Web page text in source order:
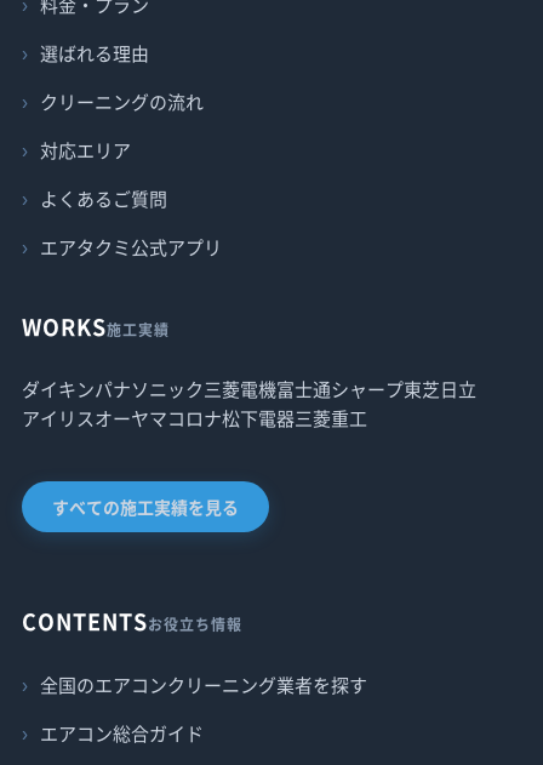
選ばれる理由
クリーニングの流れ
対応エリア
よくあるご質問
エアタクミ公式アプリ
WORKS施工実績
ダイキンパナソニック三菱電機富士通シャープ東芝日立
アイリスオーヤマコロナ松下電器三菱重工
すべての施工実績を見る
CONTENTSお役立ち情報
全国のエアコンクリーニング業者を探す
エアコン総合ガイド